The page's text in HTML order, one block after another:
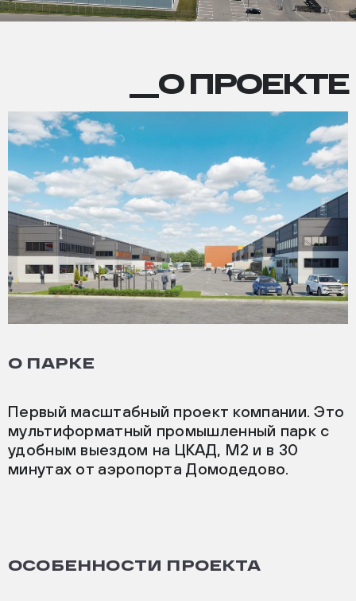
ПРОЕКТЕ
__О ПРОЕКТЕ
О ПАРКЕ
Первый масштабный проект компании. Это
мультиформатный промышленный парк с
удобным выездом на ЦКАД, М2 и в 30
минутах от аэропорта Домодедово.
ОСОБЕННОСТИ ПРОЕКТА